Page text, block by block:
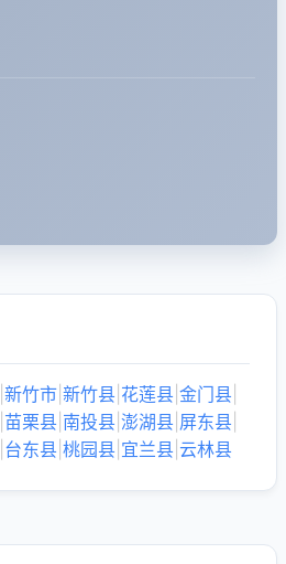
新竹市 新竹县 花莲县 金门县
苗栗县 南投县 澎湖县 屏东县
台东县 桃园县 宜兰县 云林县